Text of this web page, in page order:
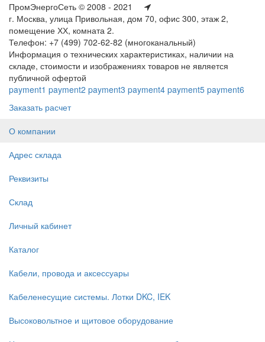
ПромЭнергоСеть © 2008 - 2021
г. Москва, улица Привольная, дом 70, офис 300, этаж 2,
помещение ХХ, комната 2.
Телефон: +7 (499) 702-62-82 (многоканальный)
Информация о технических характеристиках, наличии на
складе, стоимости и изображениях товаров не является
публичной офертой
payment1 payment2 payment3 payment4 payment5 payment6
Заказать расчет
О компании
Адрес склада
Реквизиты
Склад
Личный кабинет
Каталог
Кабели, провода и аксессуары
Кабеленесущие системы. Лотки DKC, IEK
Высоковольтное и щитовое оборудование